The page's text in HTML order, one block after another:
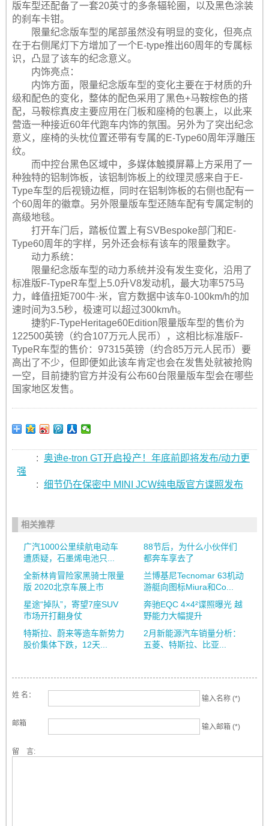
版车型还配备了一套20英寸的多条辐轮圈，以及黑色涂装
的刹车卡钳。
限量纪念版车型的尾部虽然没有明显的变化，但亮点
在于右侧尾灯下方增加了一个E-type推出60周年的专属标
识，凸显了该车的纪念意义。
内饰亮点：
内饰方面，限量纪念版车型的变化主要在于材质的升
级和配色的变化，整体的配色采用了黑色+马鞍棕色的搭
配，马鞍棕真皮主要应用在门板和座椅的包裹上，以此来
营造一种接近60年代跑车内饰的氛围。另外为了突出纪念
意义，座椅的头枕位置还带有专属的E-Type60周年浮雕压
纹。
而中控台黑色区域中，多媒体触摸屏幕上方采用了一
种独特的铝制饰板，该铝制饰板上的纹理灵感来自于E-
Type车型的后视镜边框，同时在铝制饰板的右侧也配有一
个60周年的徽章。另外限量版车型还随车配有专属定制的
高级地毯。
打开车门后，踏板位置上有SVBespoke部门和E-
Type60周年的字样，另外还会标有该车的限量数字。
动力系统：
限量纪念版车型的动力系统并没有发生变化，沿用了
标准版F-TypeR车型上5.0升V8发动机，最大功率575马
力，峰值扭矩700牛·米，官方数据中该车0-100km/h的加
速时间为3.5秒，极速可以超过300km/h。
捷豹F-TypeHeritage60Edition限量版车型的售价为
122500英镑（约合107万元人民币），这相比标准版F-
TypeR车型的售价：97315英镑（约合85万元人民币）要
高出了不少，但即便如此该车肯定也会在发售处就被抢购
一空，目前捷豹官方并没有公布60台限量版车型会在哪些
国家地区发售。
: 奥迪e-tron GT开启投产！年底前即将发布/动力更
强
: 细节仍在保密中 MINI JCW纯电版官方谍照发布
相关推荐
广汽1000公里续航电动车
遭质疑，石墨烯电池只...
88节后，为什么小伙伴们
都奔车享去了
全新林肯冒险家黑骑士限量
版 2020北京车展上市
兰博基尼Tecnomar 63机动
游艇向图标Miura和Co...
星途“掉队”，寄望7座SUV
市场开打翻身仗
奔驰EQC 4×4²谍照曝光 越
野能力大幅提升
特斯拉、蔚来等造车新势力
股价集体下跌，12天...
2月新能源汽车销量分析：
五菱、特斯拉、比亚...
姓 名： 输入名称 (*)
邮箱 输入邮箱 (*)
留 言: